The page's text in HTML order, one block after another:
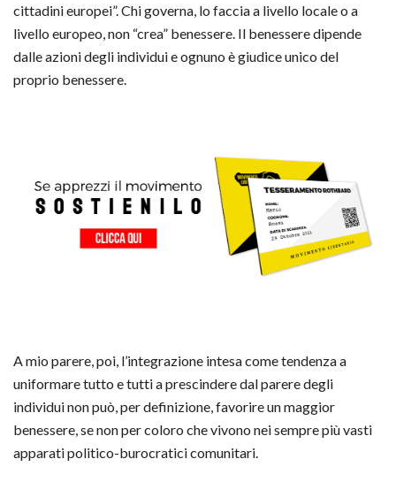
cittadini europei”. Chi governa, lo faccia a livello locale o a
livello europeo, non “crea” benessere. Il benessere dipende
dalle azioni degli individui e ognuno è giudice unico del
proprio benessere.
A mio parere, poi, l’integrazione intesa come tendenza a
uniformare tutto e tutti a prescindere dal parere degli
individui non può, per definizione, favorire un maggior
benessere, se non per coloro che vivono nei sempre più vasti
apparati politico-burocratici comunitari.